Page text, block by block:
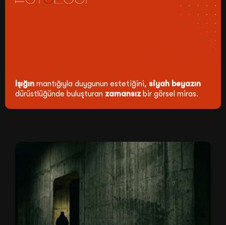
Işığın mantığıyla duygunun estetiğini, siyah beyazın
dürüstlüğünde buluşturan zamansızbir görsel miras.